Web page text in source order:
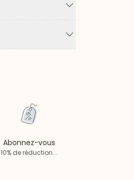
Abonnez-vous
10% de réduction...